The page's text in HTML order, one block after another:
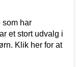
som har
et stort udvalg i
Klik her for at